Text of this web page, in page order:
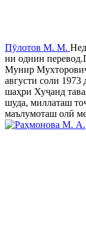
Пӯлотов М. М.
ни однин
Мунир
августи соли 1973
шаҳри Хуҷанд
шуда, миллаташ
маълумоташ олӣ